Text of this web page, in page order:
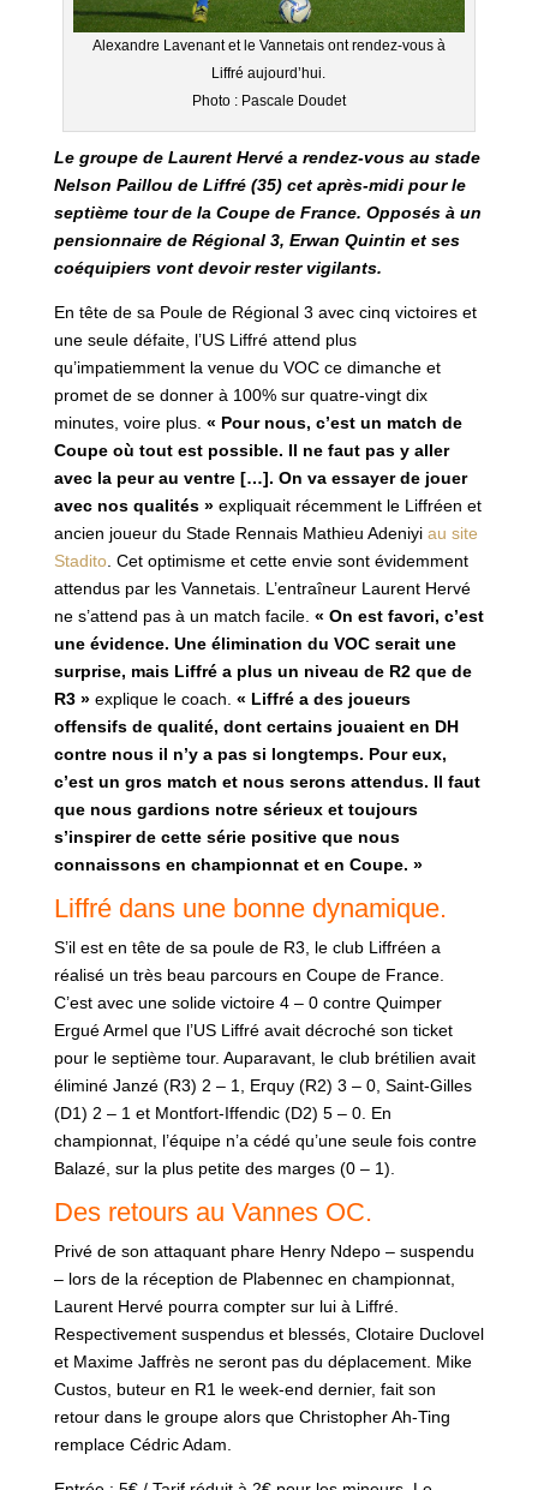
Alexandre Lavenant et le Vannetais ont rendez-vous à
Liffré aujourd’hui.
Photo : Pascale Doudet
Le groupe de Laurent Hervé a rendez-vous au stade
Nelson Paillou de Liffré (35) cet après-midi pour le
septième tour de la Coupe de France. Opposés à un
pensionnaire de Régional 3, Erwan Quintin et ses
coéquipiers vont devoir rester vigilants.
En tête de sa Poule de Régional 3 avec cinq victoires et
une seule défaite, l’US Liffré attend plus
qu’impatiemment la venue du VOC ce dimanche et
promet de se donner à 100% sur quatre-vingt dix
minutes, voire plus. « Pour nous, c’est un match de
Coupe où tout est possible. Il ne faut pas y aller
avec la peur au ventre […]. On va essayer de jouer
avec nos qualités »expliquait récemment le Liffréen et
ancien joueur du Stade Rennais Mathieu Adeniyi au site
Stadito. Cet optimisme et cette envie sont évidemment
attendus par les Vannetais. L’entraîneur Laurent Hervé
ne s’attend pas à un match facile. « On est favori, c’est
une évidence. Une élimination du VOC serait une
surprise, mais Liffré a plus un niveau de R2 que de
R3 »explique le coach. « Liffré a des joueurs
offensifs de qualité, dont certains jouaient en DH
contre nous il n’y a pas si longtemps. Pour eux,
c’est un gros match et nous serons attendus. Il faut
que nous gardions notre sérieux et toujours
s’inspirer de cette série positive que nous
connaissons en championnat et en Coupe. »
Liffré dans une bonne dynamique.
S’il est en tête de sa poule de R3, le club Liffréen a
réalisé un très beau parcours en Coupe de France.
C’est avec une solide victoire 4 – 0 contre Quimper
Ergué Armel que l’US Liffré avait décroché son ticket
pour le septième tour. Auparavant, le club brétilien avait
éliminé Janzé (R3) 2 – 1, Erquy (R2) 3 – 0, Saint-Gilles
(D1) 2 – 1 et Montfort-Iffendic (D2) 5 – 0. En
championnat, l’équipe n’a cédé qu’une seule fois contre
Balazé, sur la plus petite des marges (0 – 1).
Des retours au Vannes OC.
Privé de son attaquant phare Henry Ndepo – suspendu
– lors de la réception de Plabennec en championnat,
Laurent Hervé pourra compter sur lui à Liffré.
Respectivement suspendus et blessés, Clotaire Duclovel
et Maxime Jaffrès ne seront pas du déplacement. Mike
Custos, buteur en R1 le week-end dernier, fait son
retour dans le groupe alors que Christopher Ah-Ting
remplace Cédric Adam.